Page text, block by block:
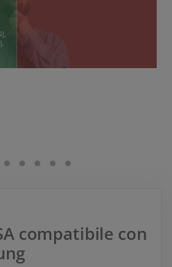
compatibile con